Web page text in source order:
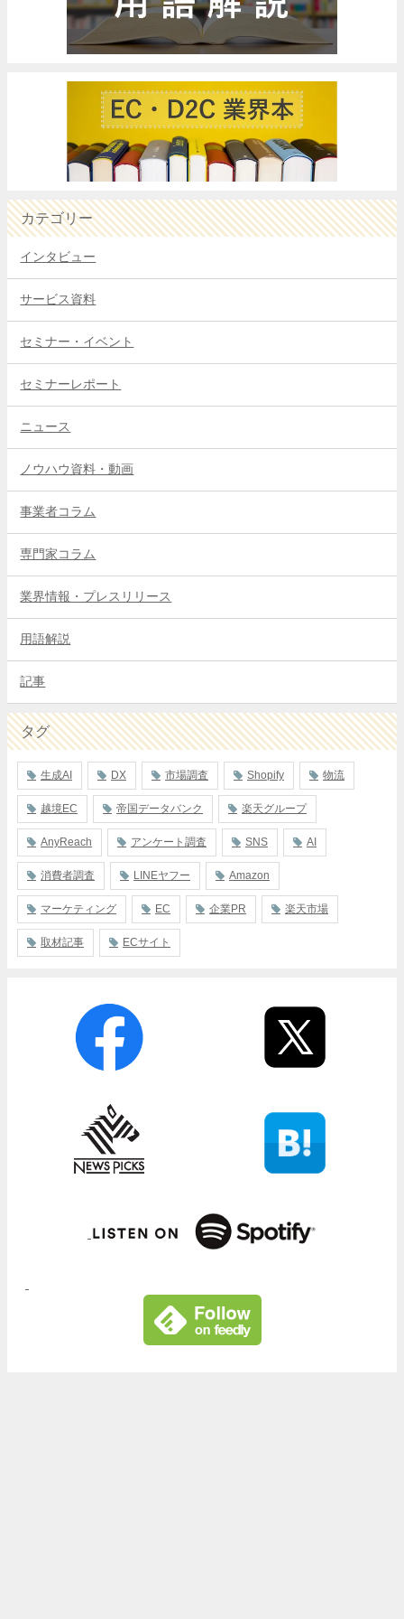
カテゴリー
インタビュー
サービス資料
セミナー・イベント
セミナーレポート
ニュース
ノウハウ資料・動画
事業者コラム
専門家コラム
業界情報・プレスリリース
用語解説
記事
タグ
生成AI DX 市場調査 Shopify 物流
越境EC 帝国データバンク 楽天グループ
AnyReach アンケート調査 SNS AI
消費者調査 LINEヤフー Amazon
マーケティング EC 企業PR 楽天市場
取材記事 ECサイト